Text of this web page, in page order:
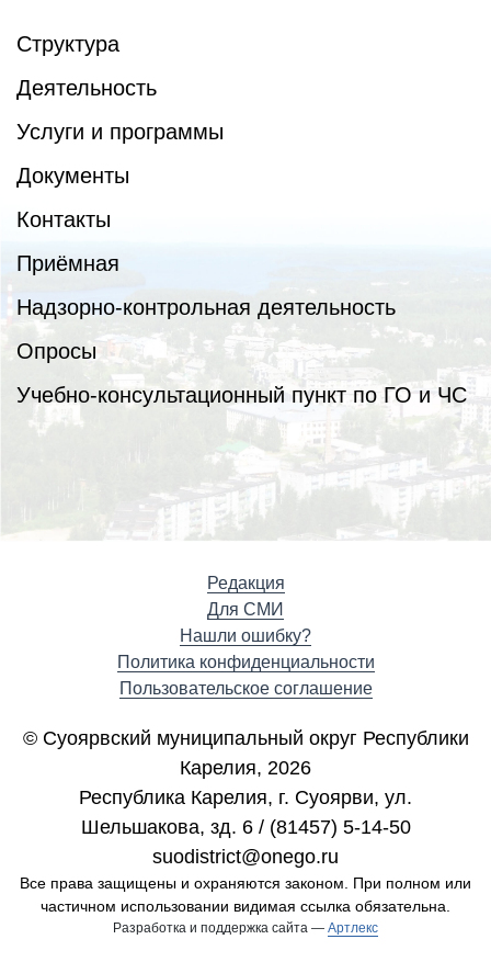
Структура
Деятельность
Услуги и программы
Документы
Контакты
Приёмная
Надзорно-контрольная деятельность
Опросы
Учебно-консультационный пункт по ГО и ЧС
Редакция
Для СМИ
Нашли ошибку?
Политика конфиденциальности
Пользовательское соглашение
© Суоярвский муниципальный округ Республики
Карелия, 2026
Республика Карелия, г. Cуоярви, ул.
Шельшакова, зд. 6 / (81457) 5-14-50
suodistrict@onego.ru
Все права защищены и охраняются законом. При полном или
частичном использовании видимая ссылка обязательна.
Разработка и поддержка сайта — Артлекс